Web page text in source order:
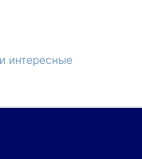
интересные